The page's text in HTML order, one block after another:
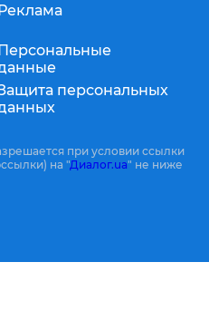
персональных
при условии ссылки
на "Диалог.ua" не ниже